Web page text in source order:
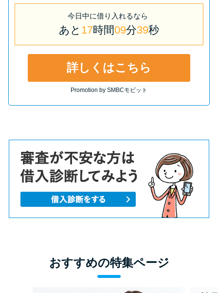
今日中に借り入れるなら
あと 17時間09分39秒
詳しくはこちら
Promotion by SMBCモビット
おすすめの特集ページ